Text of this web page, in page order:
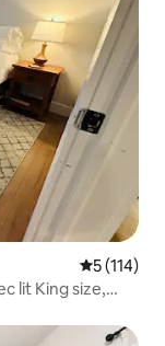
Évaluation
5 (114)
lit King size,